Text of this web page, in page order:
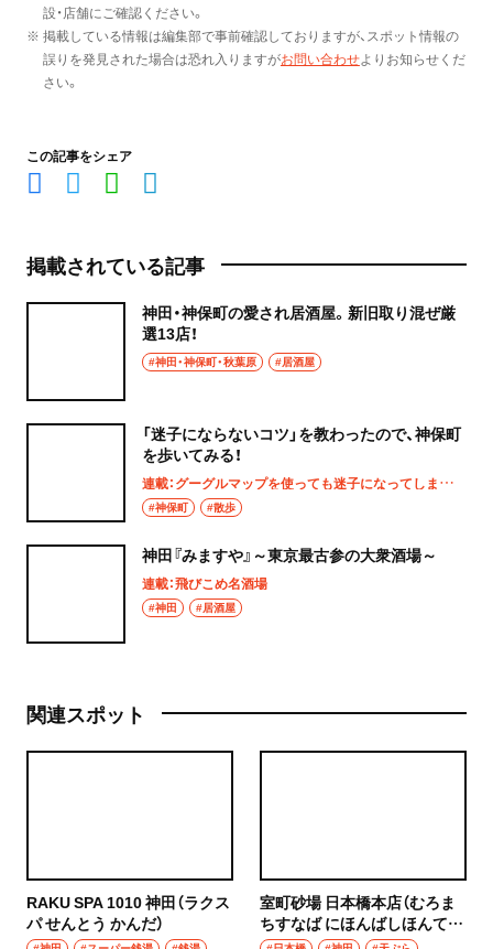
設・店舗にご確認ください。
※ 掲載している情報は編集部で事前確認しておりますが、スポット情報の
誤りを発見された場合は恐れ入りますがお問い合わせよりお知らせくだ
さい。
この記事をシェア
掲載されている記事
神田・神保町の愛され居酒屋。新旧取り混ぜ厳
選13店！
#神田・神保町・秋葉原 #居酒屋
「迷子にならないコツ」を教わったので、神保町
を歩いてみる！
連載：グーグルマップを使っても迷子になってしまうあなたへ
#神保町 #散歩
神田『みますや』～東京最古参の大衆酒場～
連載：飛びこめ名酒場
#神田 #居酒屋
関連スポット
RAKU SPA 1010 神田（ラクス
パ せんとう かんだ）
室町砂場 日本橋本店（むろま
ちすなば にほんばしほんて
ん）